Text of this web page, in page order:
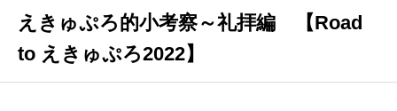
えきゅぷろ的小考察～礼拝編 【Road
to えきゅぷろ2022】